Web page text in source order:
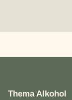
Thema Alkohol